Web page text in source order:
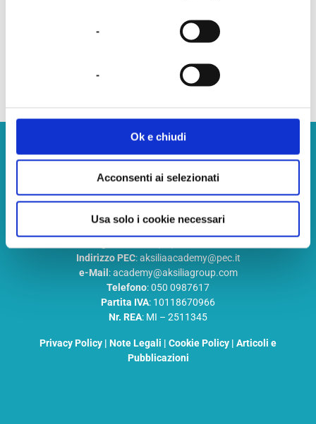
-
-
Ok e chiudi
Acconsenti ai selezionati
Usa solo i cookie necessari
Aksilia Academy S.R.L
Società Benefit A Socio Unico
Indirizzo PEC: aksiliaacademy@pec.it
e-Mail : academy@aksiliagroup.com
Telefono: 050 0987617
Partita IVA: 10118670966
Nr. REA: MI – 2511345
Privacy Policy | Note Legali | Cookie Policy | Articoli e
Pubblicazioni